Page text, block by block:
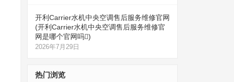
开利Carrier水机中央空调售后服务维修官网
(开利Carrier水机中央空调售后服务维修官
网是哪个官网吗)
2026年7月29日
热门浏览